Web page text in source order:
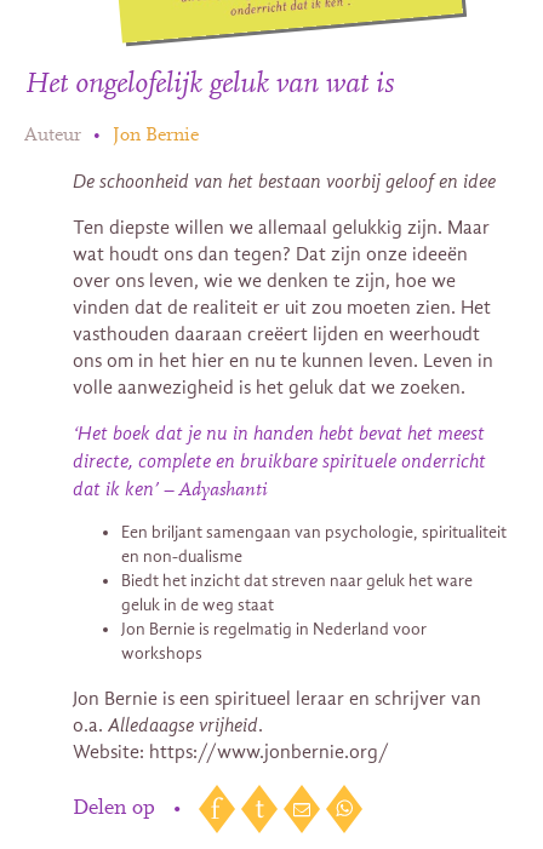
Het ongelofelijk geluk van wat is
Auteur • Jon Bernie
De schoonheid van het bestaan voorbij geloof en idee
Ten diepste willen we allemaal gelukkig zijn. Maar
wat houdt ons dan tegen? Dat zijn onze ideeën
over ons leven, wie we denken te zijn, hoe we
vinden dat de realiteit er uit zou moeten zien. Het
vasthouden daaraan creëert lijden en weerhoudt
ons om in het hier en nu te kunnen leven. Leven in
volle aanwezigheid is het geluk dat we zoeken.
‘Het boek dat je nu in handen hebt bevat het meest
directe, complete en bruikbare spirituele onderricht
dat ik ken’ – Adyashanti
Een briljant samengaan van psychologie, spiritualiteit
en non-dualisme
Biedt het inzicht dat streven naar geluk het ware
geluk in de weg staat
Jon Bernie is regelmatig in Nederland voor
workshops
Jon Bernie is een spiritueel leraar en schrijver van
o.a. Alledaagse vrijheid.
Website: https://www.jonbernie.org/
Delen op •